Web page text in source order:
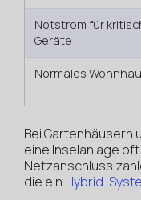
Notstrom für
Geräte
Normales
Bei
eine Inselanlage
Netzanschluss
die ein Hybrid-